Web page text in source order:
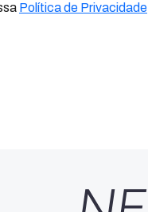
Política de Privacidade